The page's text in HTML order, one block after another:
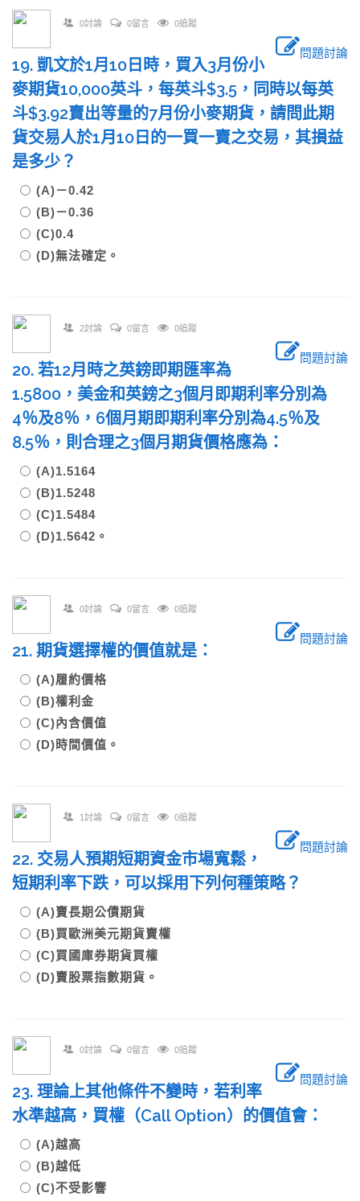
0討論 0留言 0追蹤
問題討論
19. 凱文於1月10日時，買入3月份小
麥期貨10,000英斗，每英斗$3.5，同時以每英
斗$3.92賣出等量的7月份小麥期貨，請問此期
貨交易人於1月10日的一買一賣之交易，其損益
是多少？
(A)－0.42
(B)－0.36
(C)0.4
(D)無法確定。
2討論 0留言 0追蹤
問題討論
20. 若12月時之英鎊即期匯率為
1.5800，美金和英鎊之3個月即期利率分別為
4％及8％，6個月期即期利率分別為4.5％及
8.5％，則合理之3個月期貨價格應為：
(A)1.5164
(B)1.5248
(C)1.5484
(D)1.5642。
0討論 0留言 0追蹤
問題討論
21. 期貨選擇權的價值就是：
(A)履約價格
(B)權利金
(C)內含價值
(D)時間價值。
1討論 0留言 0追蹤
問題討論
22. 交易人預期短期資金市場寬鬆，
短期利率下跌，可以採用下列何種策略？
(A)賣長期公債期貨
(B)買歐洲美元期貨賣權
(C)買國庫券期貨買權
(D)賣股票指數期貨。
0討論 0留言 0追蹤
問題討論
23. 理論上其他條件不變時，若利率
水準越高，買權（Call Option）的價值會：
(A)越高
(B)越低
(C)不受影響